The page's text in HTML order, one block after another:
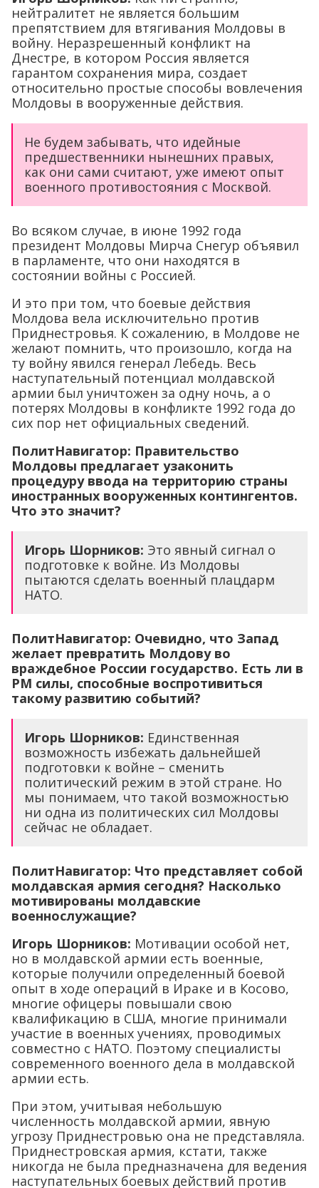
нейтралитет не является большим
препятствием для втягивания Молдовы в
войну. Неразрешенный конфликт на
Днестре, в котором Россия является
гарантом сохранения мира, создает
относительно простые способы вовлечения
Молдовы в вооруженные действия.
Не будем забывать, что идейные
предшественники нынешних правых,
как они сами считают, уже имеют опыт
военного противостояния с Москвой.
Во всяком случае, в июне 1992 года
президент Молдовы Мирча Снегур объявил
в парламенте, что они находятся в
состоянии войны с Россией.
И это при том, что боевые действия
Молдова вела исключительно против
Приднестровья. К сожалению, в Молдове не
желают помнить, что произошло, когда на
ту войну явился генерал Лебедь. Весь
наступательный потенциал молдавской
армии был уничтожен за одну ночь, а о
потерях Молдовы в конфликте 1992 года до
сих пор нет официальных сведений.
ПолитНавигатор: Правительство
Молдовы предлагает узаконить
процедуру ввода на территорию страны
иностранных вооруженных контингентов.
Что это значит?
Игорь Шорников: Это явный сигнал о
подготовке к войне. Из Молдовы
пытаются сделать военный плацдарм
НАТО.
ПолитНавигатор: Очевидно, что Запад
желает превратить Молдову во
враждебное России государство. Есть ли в
РМ силы, способные воспротивиться
такому развитию событий?
Игорь Шорников: Единственная
возможность избежать дальнейшей
подготовки к войне – сменить
политический режим в этой стране. Но
мы понимаем, что такой возможностью
ни одна из политических сил Молдовы
сейчас не обладает.
ПолитНавигатор: Что представляет собой
молдавская армия сегодня? Насколько
мотивированы молдавские
военнослужащие?
Игорь Шорников: Мотивации особой нет,
но в молдавской армии есть военные,
которые получили определенный боевой
опыт в ходе операций в Ираке и в Косово,
многие офицеры повышали свою
квалификацию в США, многие принимали
участие в военных учениях, проводимых
совместно с НАТО. Поэтому специалисты
современного военного дела в молдавской
армии есть.
При этом, учитывая небольшую
численность молдавской армии, явную
угрозу Приднестровью она не представляла.
Приднестровская армия, кстати, также
никогда не была предназначена для ведения
наступательных боевых действий против